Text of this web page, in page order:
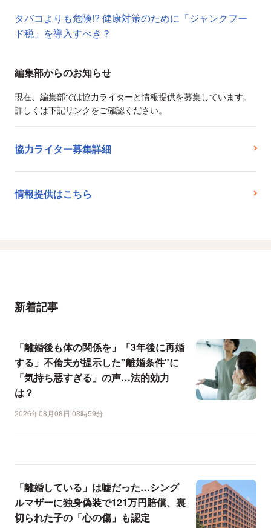
タバコよりも危険!? 健康対策のために「ジャンクフー
ド税」を導入すべき？
編集部からのお知らせ
現在、編集部では協力ライターと情報提供を募集しています。
詳しくは下記リンクをご確認ください。
協力ライター募集詳細
情報提供はこちら
新着記事
「離婚後も体の関係を」「3年後に再婚
する」不倫夫が提示した"離婚条件"に
「気持ち悪すぎる」の声…法的効力
は？
2026年08月08日 08時59分
「離婚している」は嘘だった…シング
ルマザーに独身偽装で121万円賠償、裏
切られた子の「心の傷」も認定